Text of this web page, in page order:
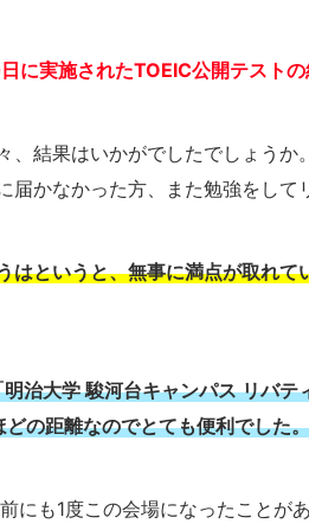
に実施されたTOEIC公開テスト
、結果はいかがでしたでしょうか
届かなかった方、また勉強をして
はというと、無事に満点が取れ
治大学 駿河台キャンパス リバ
どの距離なのでとても便利でした。
にも1度この会場になったことが